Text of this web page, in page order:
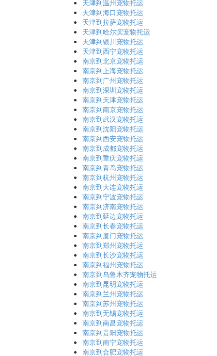
天津到温州宠物托运
天津到海口宠物托运
天津到拉萨宠物托运
天津到哈尔滨宠物托运
天津到银川宠物托运
天津到西宁宠物托运
南京到北京宠物托运
南京到上海宠物托运
南京到广州宠物托运
南京到深圳宠物托运
南京到天津宠物托运
南京到南京宠物托运
南京到武汉宠物托运
南京到沈阳宠物托运
南京到西安宠物托运
南京到成都宠物托运
南京到重庆宠物托运
南京到青岛宠物托运
南京到杭州宠物托运
南京到大连宠物托运
南京到宁波宠物托运
南京到济南宠物托运
南京到延边宠物托运
南京到长春宠物托运
南京到厦门宠物托运
南京到郑州宠物托运
南京到长沙宠物托运
南京到福州宠物托运
南京到乌鲁木齐宠物托运
南京到昆明宠物托运
南京到兰州宠物托运
南京到苏州宠物托运
南京到无锡宠物托运
南京到南昌宠物托运
南京到贵阳宠物托运
南京到南宁宠物托运
南京到合肥宠物托运